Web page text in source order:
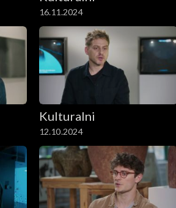
16.11.2024
Kulturalni
12.10.2024